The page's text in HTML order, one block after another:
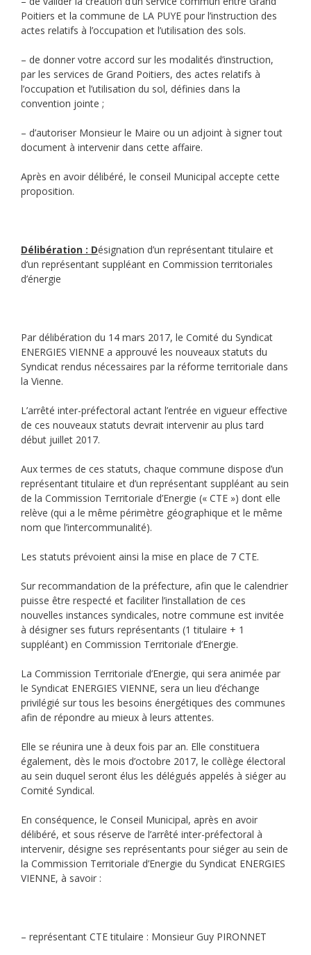
Poitiers et la commune de LA PUYE pour l’instruction des
actes relatifs à l’occupation et l’utilisation des sols.
– de donner votre accord sur les modalités d’instruction,
par les services de Grand Poitiers, des actes relatifs à
l’occupation et l’utilisation du sol, définies dans la
convention jointe ;
– d’autoriser Monsieur le Maire ou un adjoint à signer tout
document à intervenir dans cette affaire.
Après en avoir délibéré, le conseil Municipal accepte cette
proposition.
Délibération : Désignation d’un représentant titulaire et
d’un représentant suppléant en Commission territoriales
d’énergie
Par délibération du 14 mars 2017, le Comité du Syndicat
ENERGIES VIENNE a approuvé les nouveaux statuts du
Syndicat rendus nécessaires par la réforme territoriale dans
la Vienne.
L’arrêté inter-préfectoral actant l’entrée en vigueur effective
de ces nouveaux statuts devrait intervenir au plus tard
début juillet 2017.
Aux termes de ces statuts, chaque commune dispose d’un
représentant titulaire et d’un représentant suppléant au sein
de la Commission Territoriale d’Energie (« CTE ») dont elle
relève (qui a le même périmètre géographique et le même
nom que l’intercommunalité).
Les statuts prévoient ainsi la mise en place de 7 CTE.
Sur recommandation de la préfecture, afin que le calendrier
puisse être respecté et faciliter l’installation de ces
nouvelles instances syndicales, notre commune est invitée
à désigner ses futurs représentants (1 titulaire + 1
suppléant) en Commission Territoriale d’Energie.
La Commission Territoriale d’Energie, qui sera animée par
le Syndicat ENERGIES VIENNE, sera un lieu d’échange
privilégié sur tous les besoins énergétiques des communes
afin de répondre au mieux à leurs attentes.
Elle se réunira une à deux fois par an. Elle constituera
également, dès le mois d’octobre 2017, le collège électoral
au sein duquel seront élus les délégués appelés à siéger au
Comité Syndical.
En conséquence, le Conseil Municipal, après en avoir
délibéré, et sous réserve de l’arrêté inter-préfectoral à
intervenir, désigne ses représentants pour siéger au sein de
la Commission Territoriale d’Energie du Syndicat ENERGIES
VIENNE, à savoir :
– représentant CTE titulaire : Monsieur Guy PIRONNET